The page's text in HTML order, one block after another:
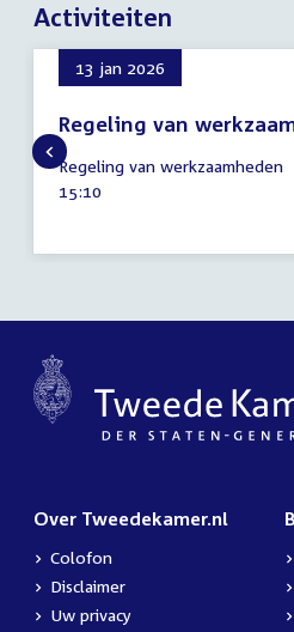
Activiteiten
13 jan 2026
Regeling van
13
januari
2026
Regeling van werkzaamheden
Tijd
15:10
Over Tweedekamer.nl
Colofon
Disclaimer
Uw privacy